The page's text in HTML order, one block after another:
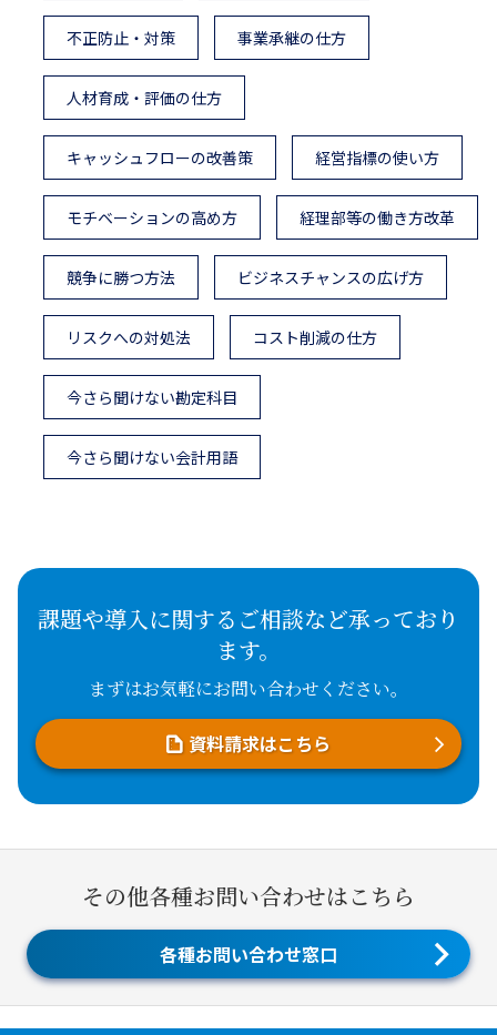
不正防止・対策 事業承継の仕方
人材育成・評価の仕方
キャッシュフローの改善策 経営指標の使い方
モチベーションの高め方 経理部等の働き方改革
競争に勝つ方法 ビジネスチャンスの広げ方
リスクへの対処法 コスト削減の仕方
今さら聞けない勘定科目
今さら聞けない会計用語
課題や導入に関するご相談など承っており
ます。
まずはお気軽にお問い合わせください。
資料請求はこちら
その他各種お問い合わせはこちら
各種お問い合わせ窓口